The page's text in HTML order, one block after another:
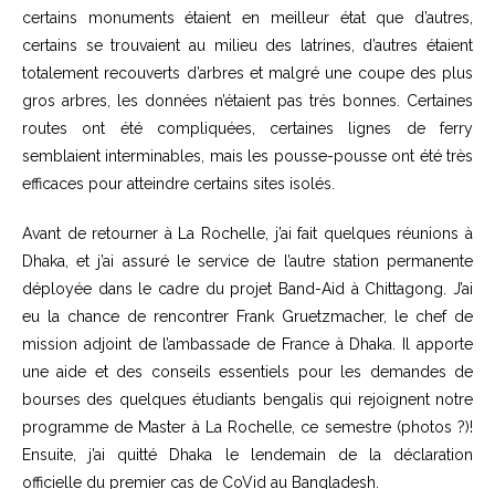
certains monuments étaient en meilleur état que d’autres,
certains se trouvaient au milieu des latrines, d’autres étaient
totalement recouverts d’arbres et malgré une coupe des plus
gros arbres, les données n’étaient pas très bonnes. Certaines
routes ont été compliquées, certaines lignes de ferry
semblaient interminables, mais les pousse-pousse ont été très
efficaces pour atteindre certains sites isolés.
Avant de retourner à La Rochelle, j’ai fait quelques réunions à
Dhaka, et j’ai assuré le service de l’autre station permanente
déployée dans le cadre du projet Band-Aid à Chittagong. J’ai
eu la chance de rencontrer Frank Gruetzmacher, le chef de
mission adjoint de l’ambassade de France à Dhaka. Il apporte
une aide et des conseils essentiels pour les demandes de
bourses des quelques étudiants bengalis qui rejoignent notre
programme de Master à La Rochelle, ce semestre (photos ?)!
Ensuite, j’ai quitté Dhaka le lendemain de la déclaration
officielle du premier cas de CoVid au Bangladesh.